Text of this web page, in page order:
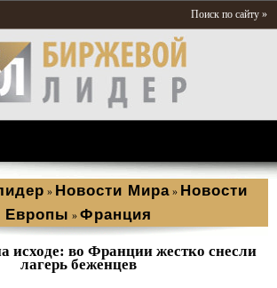
Поиск по сайту »
» Новости Мира » Новости
Европы » Франция
исходе: во Франции жестко снесли
лагерь беженцев